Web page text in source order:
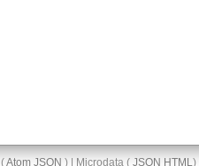
Atom JSON ) | Microdata ( JSON HTML) |